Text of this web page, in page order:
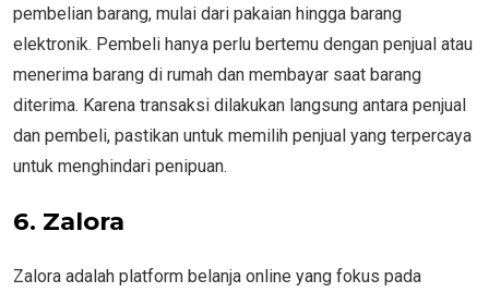
pembelian barang, mulai dari pakaian hingga barang
elektronik. Pembeli hanya perlu bertemu dengan penjual atau
menerima barang di rumah dan membayar saat barang
diterima. Karena transaksi dilakukan langsung antara penjual
dan pembeli, pastikan untuk memilih penjual yang terpercaya
untuk menghindari penipuan.
6. Zalora
Zalora adalah platform belanja online yang fokus pada